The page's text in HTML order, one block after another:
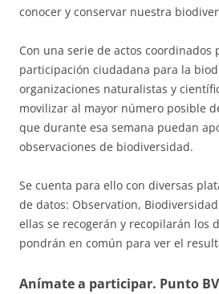
conocer y conservar nuestra
Con una serie de actos coordinados
participación ciudadana para la
organizaciones naturalistas y
movilizar al mayor número posible
que durante esa semana puedan
observaciones de biodiversidad.
Se cuenta para ello con diversas
de datos: Observation,
ellas se recogerán y recopilarán los
pondrán en común para ver el
Anímate a participar. Punto